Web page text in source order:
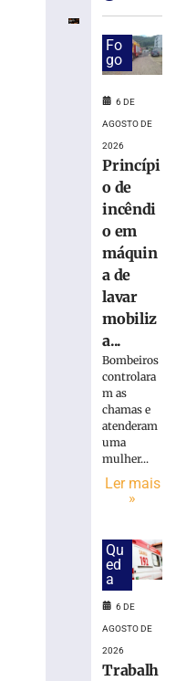
máquina
lavar
Bombeiros,
Brusque
agosto
Trabalhador
terceirizado
sofre
queda
obra
Centro
Brusque
agosto
Fo
go
6 DE
AGOSTO DE
2026
Princípi
o de
incêndi
o em
máquin
a de
lavar
mobiliz
a...
Bombeiros
controlara
m as
chamas e
atenderam
uma
mulher...
Ler mais
»
Qu
ed
a
6 DE
AGOSTO DE
2026
Trabalh